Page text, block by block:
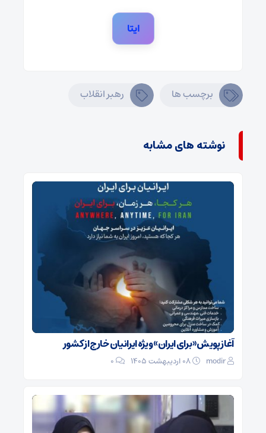
ایتا
برچسب ها رهبر انقلاب
نوشته های مشابه
آغاز پویش «برای ایران» ویژه ایرانیان خارج از کشور
modir
0